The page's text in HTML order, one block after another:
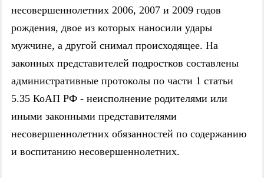
несовершеннолетних 2006, 2007 и 2009 годов
рождения, двое из которых наносили удары
мужчине, а другой снимал происходящее. На
законных представителей подростков составлены
административные протоколы по части 1 статьи
5.35 КоАП РФ - неисполнение родителями или
иными законными представителями
несовершеннолетних обязанностей по содержанию
и воспитанию несовершеннолетних.